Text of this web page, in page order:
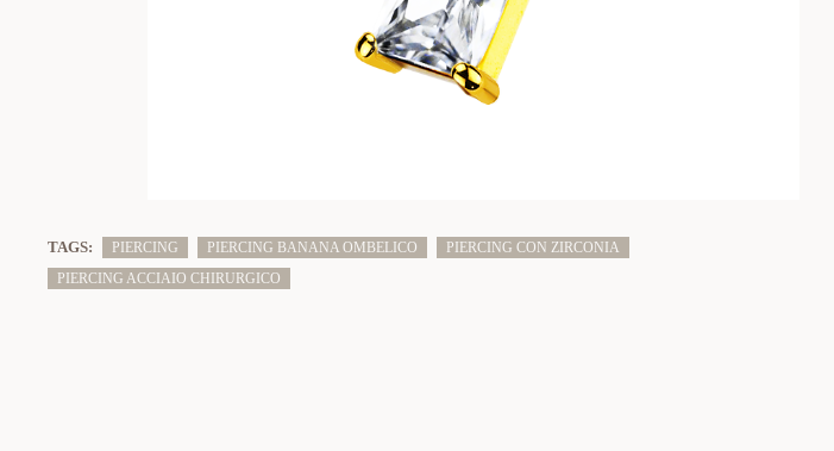
TAGS: PIERCING PIERCING BANANA OMBELICO
PIERCING CON ZIRCONIA
PIERCING ACCIAIO CHIRURGICO